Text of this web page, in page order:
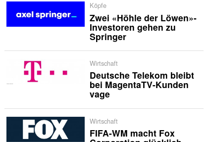
Köpfe
Zwei «Höhle der Löwen»-
Investoren gehen zu
Springer
Wirtschaft
Deutsche Telekom bleibt
bei MagentaTV-Kunden
vage
Wirtschaft
FIFA-WM macht Fox